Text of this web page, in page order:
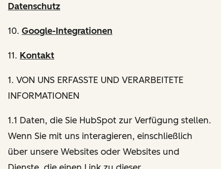
Datenschutz
10. Google-Integrationen
11. Kontakt
1. VON UNS ERFASSTE UND VERARBEITETE
INFORMATIONEN
1.1 Daten, die Sie HubSpot zur Verfügung stellen.
Wenn Sie mit uns interagieren, einschließlich
über unsere Websites oder Websites und